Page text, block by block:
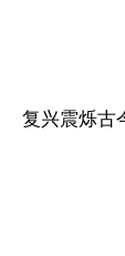
复兴震烁古